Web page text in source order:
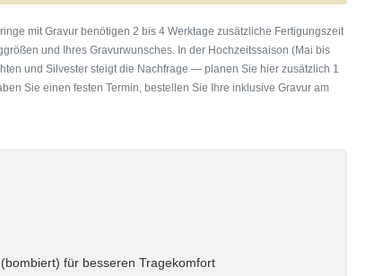
mit Gravur benötigen 2 bis 4 Werktage zusätzliche Fertigungszeit
und Ihres Gravurwunsches. In der Hochzeitssaison (Mai bis
und Silvester steigt die Nachfrage — planen Sie hier zusätzlich 1
Sie einen festen Termin, bestellen Sie Ihre inklusive Gravur am
für besseren Tragekomfort